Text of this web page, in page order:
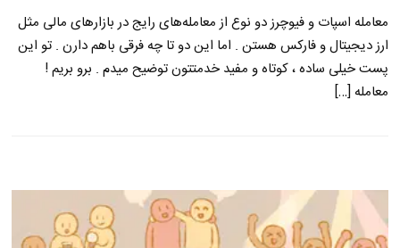
معامله اسپات و فیوچرز دو نوع از معامله‌های رایج در بازارهای مالی مثل
ارز دیجیتال و فارکس هستن . اما این دو تا چه فرقی باهم دارن . تو این
پست خیلی ساده ، کوتاه و مفید خدمتتون توضیح میدم . برو بریم !
معامله […]